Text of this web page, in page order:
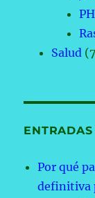
Salud
Por qué
definitiva